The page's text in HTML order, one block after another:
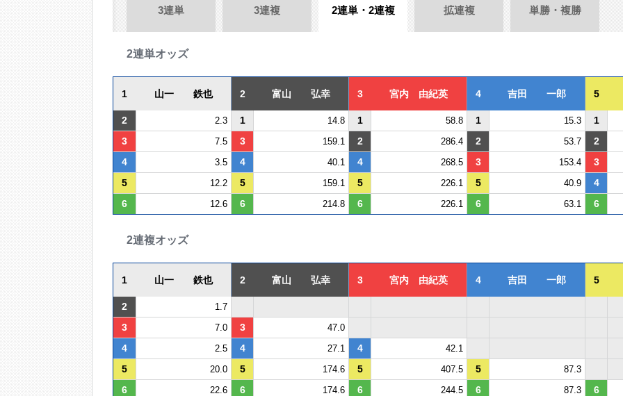
3連単 3連複 2連単・2連複 拡連複 単勝・複勝
2連単オッズ
1 山一 鉄也 2 富山 弘幸 3 宮内 由紀英 4 吉田 一郎 5
2 2.3 1 14.8 1 58.8 1 15.3
1
3
7.5 3 159.1 2 286.4 2 53.7
2
4
3.5 4 40.1 4 268.5 3 153.4
3
5
12.2 5 159.1 5 226.1 5 40.9
4
6
12.6 6 214.8 6 226.1 6 63.1 6
2連複オッズ
1 山一 鉄也 2 富山 弘幸 3 宮内 由紀英 4 吉田 一郎 5
2 1.7
3 7.0 3 47.0
4 2.5 4 27.1 4 42.1
5 20.0 5 174.6 5 407.5 5 87.3
6 22.6 6 174.6 6 244.5 6 87.3 6